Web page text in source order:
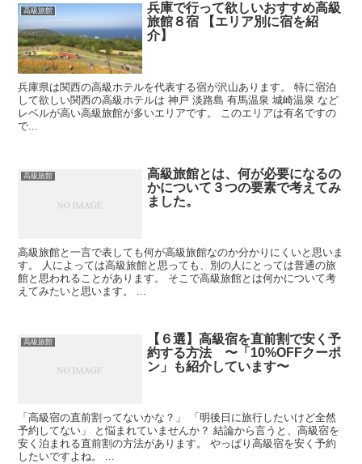
高級旅館
兵庫で行って欲しいおすすめ高級
旅館８宿 【エリア別に宿を紹
介】
兵庫県は関西の高級ホテルを代表する宿が沢山あります。 特に宿泊
して欲しい関西の高級ホテルは 神戸 淡路島 有馬温泉 城崎温泉 など
レベルが高い高級旅館が多いエリアです。 このエリアは有名ですの
で...
高級旅館
高級旅館とは、何が必要になるの
かについて３つの要素で考えてみ
ました。
高級旅館と一言で表しても何が高級旅館なのか分かりにくいと思いま
す。 人によっては高級旅館と思っても、別の人にとっては普通の旅
館と思われることがあります。 そこで高級旅館とは何かについて考
えてみたいと思います。 ...
高級旅館
【６選】高級宿を直前割で安く予
約する方法 〜「10%OFFクーポ
ン」も紹介しています〜
「高級宿の直前割ってないかな？」 「明後日に旅行したいけど全然
予約してない」 と悩まれていませんか？ 結論から言うと、高級宿を
安く泊まれる直前割の方法があります。 やっぱり高級宿を安く予約
したいですよね。 ...